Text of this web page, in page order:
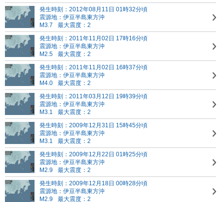
発生時刻：2012年08月11日 01時32分頃
震源地：伊豆半島東方沖
M3.7
最大震度：2
発生時刻：2011年11月02日 17時16分頃
震源地：伊豆半島東方沖
M2.5
最大震度：2
発生時刻：2011年11月02日 16時37分頃
震源地：伊豆半島東方沖
M4.0
最大震度：2
発生時刻：2011年03月12日 19時39分頃
震源地：伊豆半島東方沖
M3.1
最大震度：2
発生時刻：2009年12月31日 15時45分頃
震源地：伊豆半島東方沖
M3.1
最大震度：2
発生時刻：2009年12月22日 01時25分頃
震源地：伊豆半島東方沖
M2.9
最大震度：2
発生時刻：2009年12月18日 00時28分頃
震源地：伊豆半島東方沖
M2.9
最大震度：2